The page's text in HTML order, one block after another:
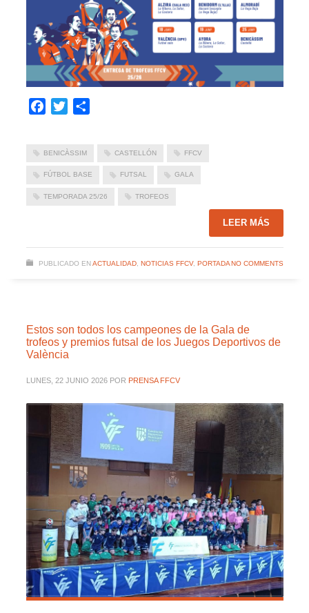
Facebook
Twitter
BENICÀSSIM CASTELLÓN FFCV
FÚTBOL BASE FUTSAL GALA
TEMPORADA 25/26 TROFEOS
LEER MÁS
PUBLICADO EN ACTUALIDAD, NOTICIAS FFCV, PORTADANO COMMENTS
Estos son todos los campeones de la Gala de
trofeos y premios futsal de los Juegos Deportivos de
València
LUNES, 22 JUNIO 2026 POR PRENSA FFCV